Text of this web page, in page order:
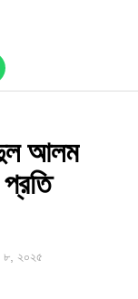
আলম
৮, ২০২৫